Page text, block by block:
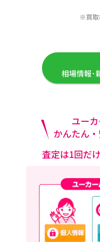
※買取
相場情報･
ユー
かんたん
査定は1回だ